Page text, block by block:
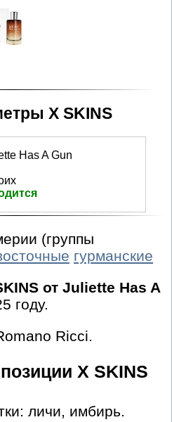
X SKINS
Has A Gun
(группы
гурманские
от Juliette Has A
году.
Ricci.
X SKINS
личи, имбирь.